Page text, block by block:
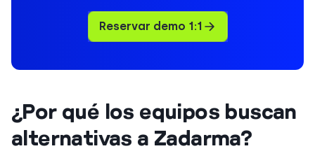
Reservar demo 1:1
¿Por qué los equipos buscan
alternativas a Zadarma?